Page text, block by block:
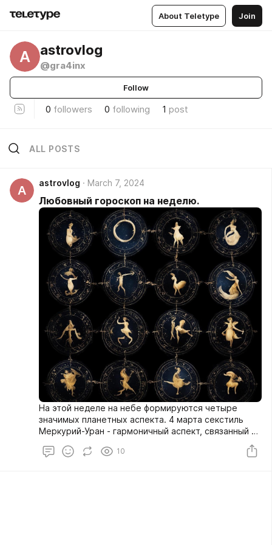
About Teletype Join
A astrovlog
@gra4inx
Follow
0 followers 0 following 1 post
ALL POSTS
A
astrovlog March 7, 2024
Любовный гороскоп на неделю.
На этой неделе на небе формируются четыре
значимых планетных аспекта. 4 марта секстиль
Меркурий-Уран - гармоничный аспект, связанный с
хорошо проявляется при научных исследованиях,
10